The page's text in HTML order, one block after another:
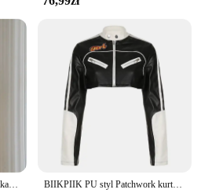
Płaszcz zimowy 2022 nowa kurtka damska matka nosić kurtka podszyta bawełną damska długi i gruby MM luźny gruby puchowy płaszcz z kapturem rozmiar 6XL BIIKPIIK PU styl Patchwork kurtki Zip Up odzież w stylu punkowym i ulicznym płaszcze Vintage z długim rękawem Sexy starszy klub Body-Shape stroje jesień